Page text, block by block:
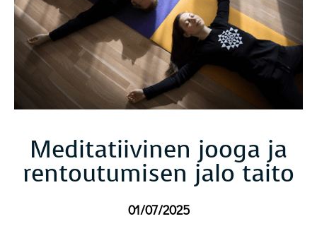
Meditatiivinen jooga ja
rentoutumisen jalo taito
01/07/2025